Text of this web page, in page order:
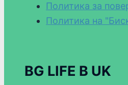
Политика за
Политика на
BG LIFE В UK